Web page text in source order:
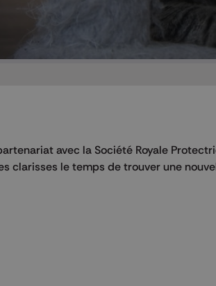
avec la Société Royale
clarisses le temps de trouver une